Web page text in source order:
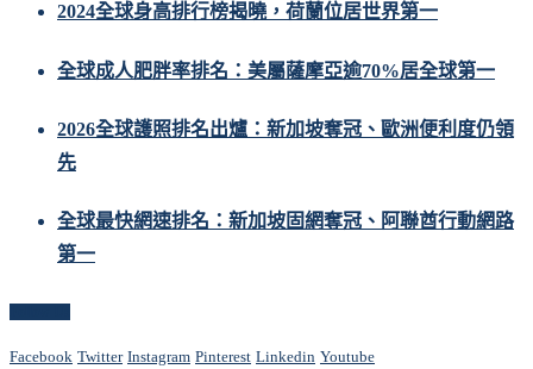
2024全球身高排行榜揭曉，荷蘭位居世界第一
全球成人肥胖率排名：美屬薩摩亞逾70%居全球第一
2026全球護照排名出爐：新加坡奪冠、歐洲便利度仍領
先
全球最快網速排名：新加坡固網奪冠、阿聯酋行動網路
第一
Facebook Twitter Instagram Pinterest Linkedin Youtube